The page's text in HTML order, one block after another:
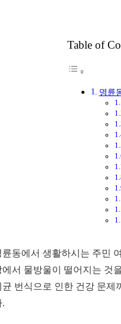
Table of
명륜
륜동에서 생활하시는 주민
에서 물방울이 떨어지는 것
균 번식으로 인한 건강 문제
.